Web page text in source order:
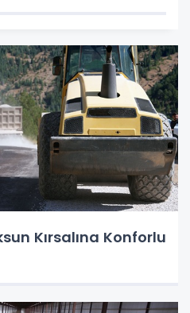
Kırsalına Konforlu